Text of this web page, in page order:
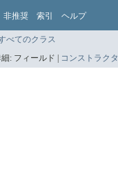
非推奨 索引 ヘルプ
べてのクラス
: フィールド | コンストラクタ